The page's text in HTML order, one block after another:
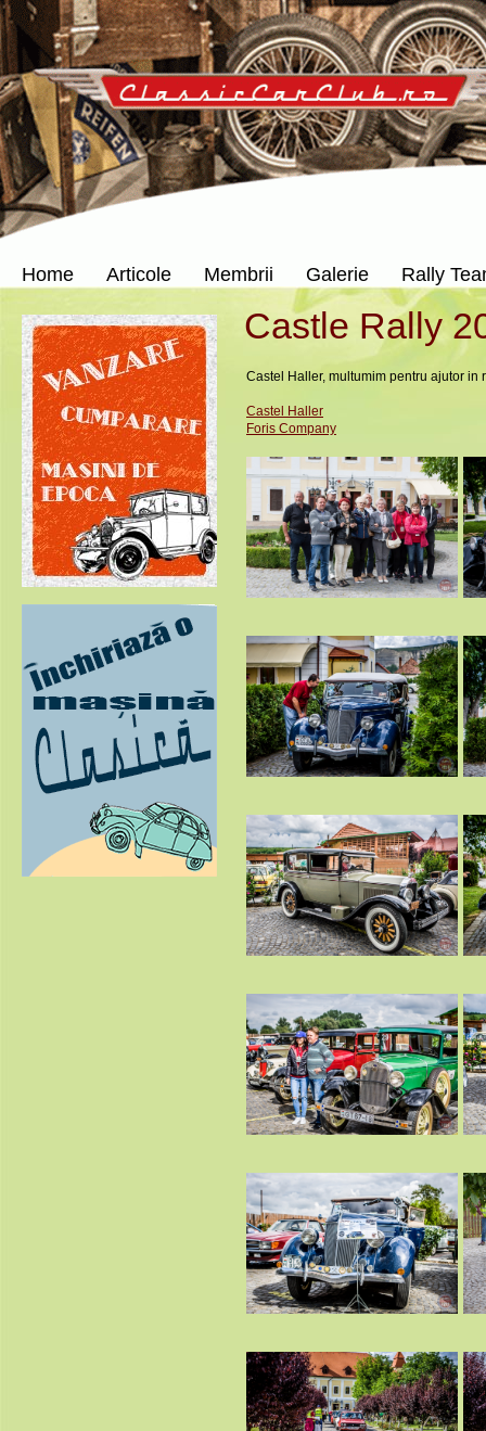
Home Articole Membrii Galerie Rally
Castle Rally
Castel Haller, multumim pentru ajutor
Castel Haller
Foris Company